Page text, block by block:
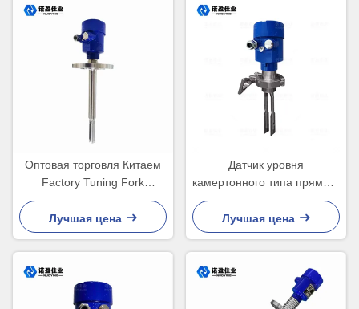
Оптовая торговля Китаем
Factory Tuning Fork
Vibration Level Gauge
Switch для измерения
уровня топливного бака
Лучшая цена
Датчик уровня
камертонного типа прямого
погружения из
нержавеющей стали 316L,
220 В переменного тока,
резьбовое соединение
Лучшая цена